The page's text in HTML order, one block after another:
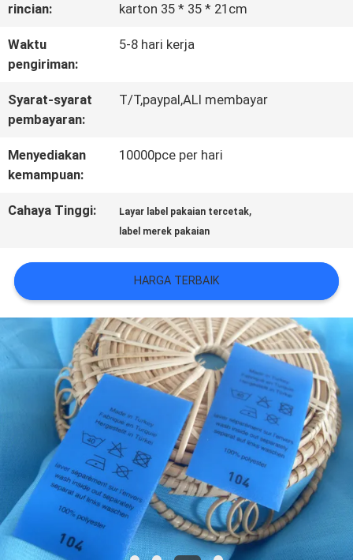
KAMI
BERITA
SEMUA
KASUS
VR
SHOW
SITEMAP
KEBIJAKAN
PRIVASI
rincian:
karton 35 * 35 * 21cm
Waktu
pengiriman:
5-8 hari kerja
Syarat-syarat
pembayaran:
T/T,paypal,ALI membayar
Menyediakan
kemampuan:
10000pce per hari
Cahaya Tinggi: Layar label pakaian tercetak,
label merek pakaian
HARGA TERBAIK